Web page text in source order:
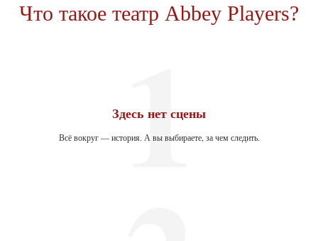
Что такое театр Abbey Players?
Здесь нет сцены
Всё вокруг — история. А вы выбираете, за чем следить.
1